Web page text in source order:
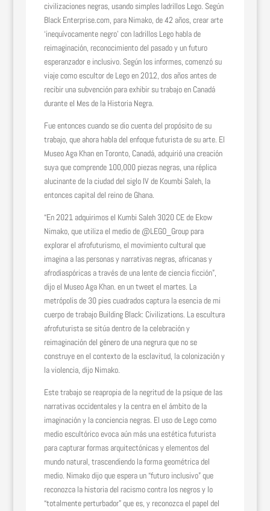
civilizaciones negras, usando simples ladrillos Lego. Según
Black Enterprise.com, para Nimako, de 42 años, crear arte
‘inequívocamente negro’ con ladrillos Lego habla de
reimaginación, reconocimiento del pasado y un futuro
esperanzador e inclusivo. Según los informes, comenzó su
viaje como escultor de Lego en 2012, dos años antes de
recibir una subvención para exhibir su trabajo en Canadá
durante el Mes de la Historia Negra.
Fue entonces cuando se dio cuenta del propósito de su
trabajo, que ahora habla del enfoque futurista de su arte. El
Museo Aga Khan en Toronto, Canadá, adquirió una creación
suya que comprende 100,000 piezas negras, una réplica
alucinante de la ciudad del siglo IV de Koumbi Saleh, la
entonces capital del reino de Ghana.
“En 2021 adquirimos el Kumbi Saleh 3020 CE de Ekow
Nimako, que utiliza el medio de @LEGO_Group para
explorar el afrofuturismo, el movimiento cultural que
imagina a las personas y narrativas negras, africanas y
afrodiaspóricas a través de una lente de ciencia ficción”,
dijo el Museo Aga Khan. en un tweet el martes. La
metrópolis de 30 pies cuadrados captura la esencia de mi
cuerpo de trabajo Building Black: Civilizations. La escultura
afrofuturista se sitúa dentro de la celebración y
reimaginación del género de una negrura que no se
construye en el contexto de la esclavitud, la colonización y
la violencia, dijo Nimako.
Este trabajo se reapropia de la negritud de la psique de las
narrativas occidentales y la centra en el ámbito de la
imaginación y la conciencia negras. El uso de Lego como
medio escultórico evoca aún más una estética futurista
para capturar formas arquitectónicas y elementos del
mundo natural, trascendiendo la forma geométrica del
medio. Nimako dijo que espera un “futuro inclusivo” que
reconozca la historia del racismo contra los negros y lo
“totalmente perturbador” que es, y reconozca el papel del